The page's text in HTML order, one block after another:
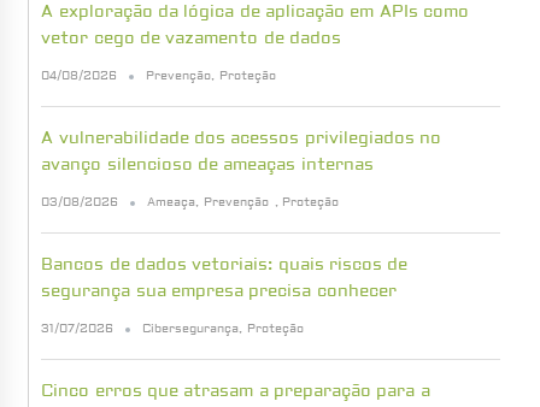
A exploração da lógica de aplicação em APIs como
vetor cego de vazamento de dados
04/08/2026 Prevenção, Proteção
A vulnerabilidade dos acessos privilegiados no
avanço silencioso de ameaças internas
03/08/2026 Ameaça, Prevenção , Proteção
Bancos de dados vetoriais: quais riscos de
segurança sua empresa precisa conhecer
31/07/2026 Cibersegurança, Proteção
Cinco erros que atrasam a preparação para a